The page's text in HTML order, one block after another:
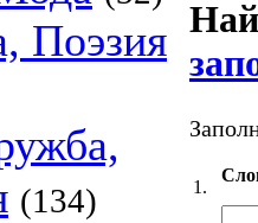
Поэзия
(134) 1.